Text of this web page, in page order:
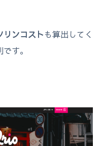
リンコストも算出してく
す。